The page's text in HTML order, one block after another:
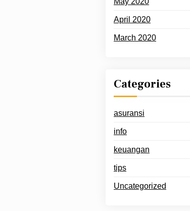
April 2020
March 2020
Categories
asuransi
info
keuangan
tips
Uncategorized